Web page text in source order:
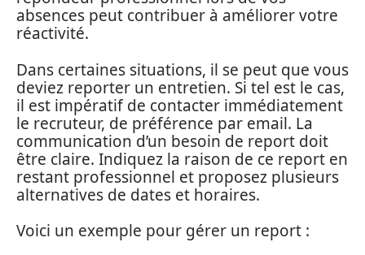
absences peut contribuer à améliorer votre
réactivité.
Dans certaines situations, il se peut que vous
deviez reporter un entretien. Si tel est le cas,
il est impératif de contacter immédiatement
le recruteur, de préférence par email. La
communication d’un besoin de report doit
être claire. Indiquez la raison de ce report en
restant professionnel et proposez plusieurs
alternatives de dates et horaires.
Voici un exemple pour gérer un report :